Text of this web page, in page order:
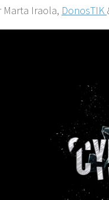
Marta Iraola, DonosTIK